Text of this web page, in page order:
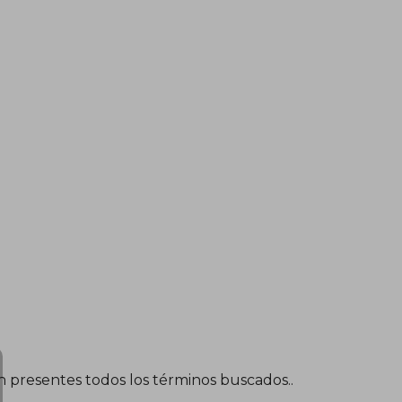
presentes todos los términos buscados..